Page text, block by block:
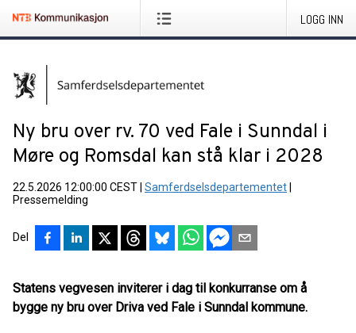
LOGG INN
Ny bru over rv. 70 ved Fale i Sunndal i
Møre og Romsdal kan stå klar i 2028
22.5.2026 12:00:00 CEST Samferdselsdepartementet
Pressemelding
Del
Statens vegvesen inviterer i dag til konkurranse om å
bygge ny bru over Driva ved Fale i Sunndal kommune.